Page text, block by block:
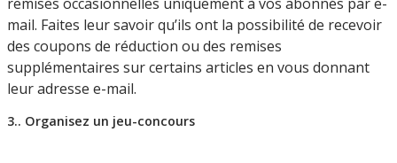
mail. Faites leur savoir qu’ils ont la possibilité de recevoir
des coupons de réduction ou des remises
supplémentaires sur certains articles en vous donnant
leur adresse e-mail.
3.. Organisez un jeu-concours